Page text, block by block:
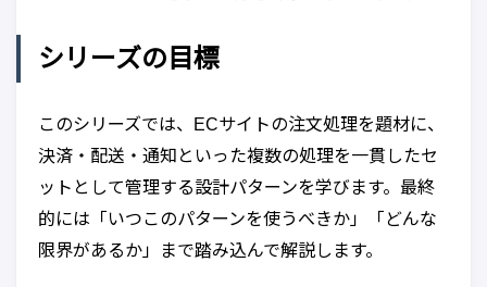
シリーズの目標
このシリーズでは、ECサイトの注文処理を題材に、
決済・配送・通知といった複数の処理を一貫したセ
ットとして管理する設計パターンを学びます。最終
的には「いつこのパターンを使うべきか」「どんな
限界があるか」まで踏み込んで解説します。